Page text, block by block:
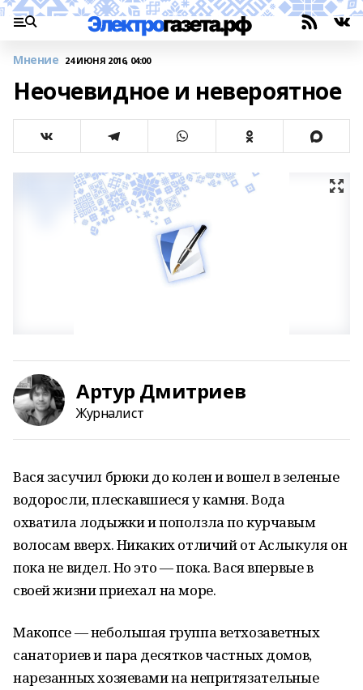
Мнение 24 ИЮНЯ 2016, 04:00
Неочевидное и невероятное
Артур Дмитриев
Журналист
Вася засучил брюки до колен и вошел в зеленые
водоросли, плескавшиеся у камня. Вода
охватила лодыжки и поползла по курчавым
волосам вверх. Никаких отличий от Аслыкуля он
пока не видел. Но это — пока. Вася впервые в
своей жизни приехал на море.
Макопсе — небольшая группа ветхозаветных
санаториев и пара десятков частных домов,
нарезанных хозяевами на непритязательные